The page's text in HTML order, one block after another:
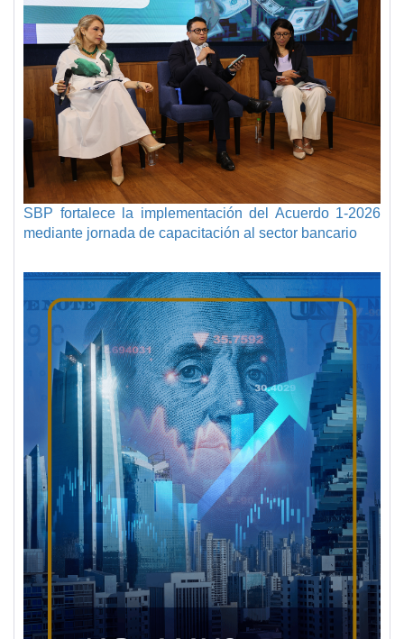
SBP fortalece la implementación del Acuerdo 1-2026
mediante jornada de capacitación al sector bancario